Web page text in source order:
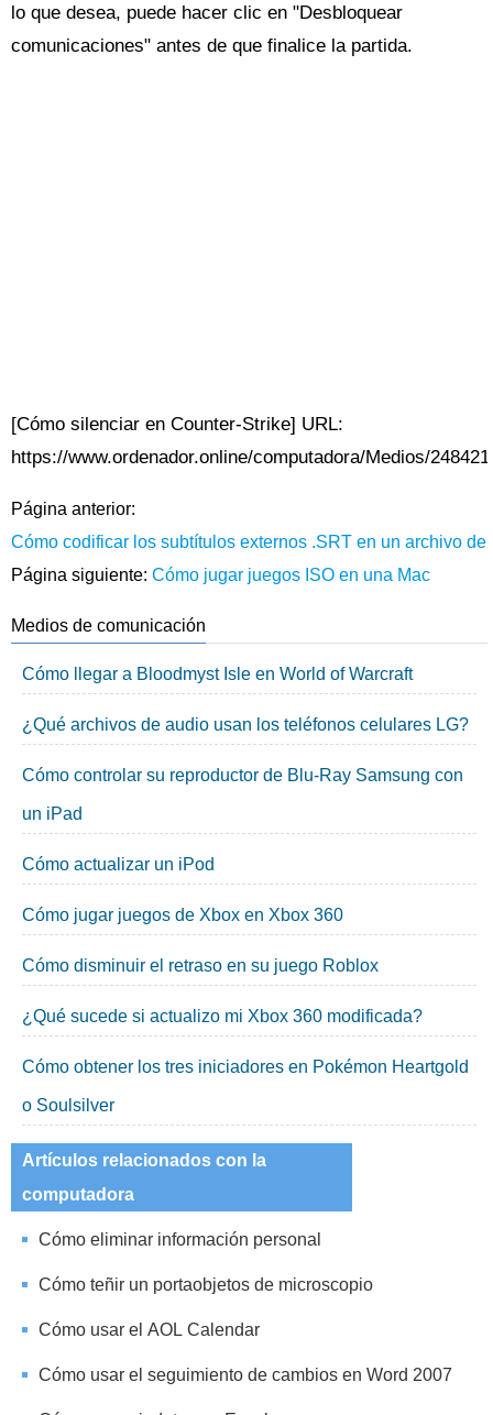
lo que desea, puede hacer clic en "Desbloquear
comunicaciones" antes de que finalice la partida.
[Cómo silenciar en Counter-Strike] URL:
https://www.ordenador.online/computadora/Medios/
Página anterior:
Cómo codificar los subtítulos externos .SRT en un archivo de
Página siguiente: Cómo jugar juegos ISO en una Mac
Medios de comunicación
Cómo llegar a Bloodmyst Isle en World of Warcraft
¿Qué archivos de audio usan los teléfonos celulares LG?
Cómo controlar su reproductor de Blu-Ray Samsung con
un iPad
Cómo actualizar un iPod
Cómo jugar juegos de Xbox en Xbox 360
Cómo disminuir el retraso en su juego Roblox
¿Qué sucede si actualizo mi Xbox 360 modificada?
Cómo obtener los tres iniciadores en Pokémon Heartgold
o Soulsilver
Artículos relacionados con la
computadora
Cómo eliminar información personal
Cómo teñir un portaobjetos de microscopio
Cómo usar el AOL Calendar
Cómo usar el seguimiento de cambios en Word 2007